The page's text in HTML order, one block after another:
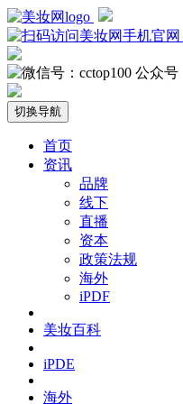
公众号
切换导航
首页
资讯
品牌
线下
直播
资本
政策法规
海外
iPDF
美妆百科
iPDE
海外